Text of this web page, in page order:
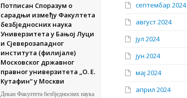
Потписан Споразум о
сарадњи између Факултета
безбједносних наука
Универзитета у Бањој Луци
и Сјеверозападног
института (филијале)
Московског државног
правног универзитета „О. Е.
Кутафин“ у Москви
Декан Факултета безбједносних наука
септембар 2024
август 2024
јул 2024
јун 2024
мај 2024
април 2024